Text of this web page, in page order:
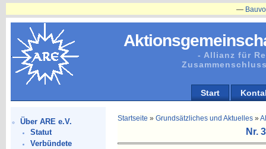
- Allianz für
Start
Über ARE e.V.
Statut
Verbündete
Startseite » Grundsätzliches und Aktuelles»
Nr.